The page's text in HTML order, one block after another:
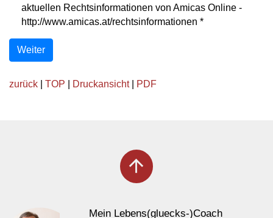
aktuellen Rechtsinformationen von Amicas Online -
http://www.amicas.at/rechtsinformationen *
Weiter
zurück TOP Druckansicht| PDF
arrow_upward
Mein Lebens(gluecks-)Coach